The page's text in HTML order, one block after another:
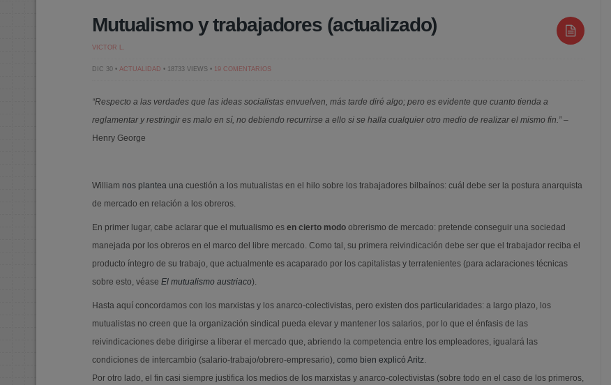
Mutualismo y trabajadores (actualizado)
VICTOR L.
DIC 30 • ACTUALIDAD • 18733 VIEWS • 19 COMENTARIOSEN
(ACTUALIZADO)
“Respecto a las verdades que las ideas socialistas envuelven, más tarde diré algo; pero es evidente que cuanto tienda a
reglamentar y restringir es malo en sí, no debiendo recurrirse a ello si se halla cualquier otro medio de realizar el mismo fin.”–
Henry George
William nos plantea una cuestión a los mutualistas en el hilo sobre los trabajadores bilbaínos: cuál debe ser la postura anarquista
de mercado en relación a los obreros.
En primer lugar, cabe aclarar que el mutualismo es en cierto modo obrerismo de mercado: pretende conseguir una sociedad
manejada por los obreros en el marco del libre mercado. Como tal, su primera reivindicación debe ser que el trabajador reciba el
producto íntegro de su trabajo, que actualmente es acaparado por los capitalistas y terratenientes (para aclaraciones técnicas
sobre esto, véase El mutualismo austriaco).
Hasta aquí concordamos con los marxistas y los anarco-colectivistas, pero existen dos particularidades: a largo plazo, los
mutualistas no creen que la organización sindical pueda elevar y mantener los salarios, por lo que el énfasis de las
reivindicaciones debe dirigirse a liberar el mercado que, abriendo la competencia entre los empleadores, igualará las
condiciones de intercambio (salario-trabajo/obrero-empresario), como bien explicó Aritz.
Por otro lado, el fin casi siempre justifica los medios de los marxistas y anarco-colectivistas (sobre todo en el caso de los primeros,